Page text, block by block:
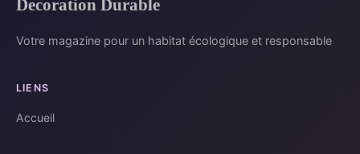
Decoration Durable
Votre magazine pour un habitat écologique et responsable
LIENS
Accueil